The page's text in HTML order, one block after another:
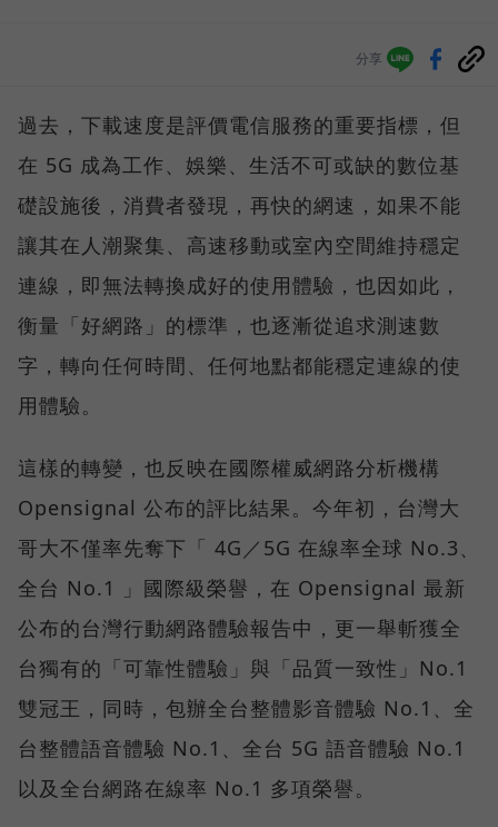
分享
過去，下載速度是評價電信服務的重要指標，但
在 5G 成為工作、娛樂、生活不可或缺的數位基
礎設施後，消費者發現，再快的網速，如果不能
讓其在人潮聚集、高速移動或室內空間維持穩定
連線，即無法轉換成好的使用體驗，也因如此，
衡量「好網路」的標準，也逐漸從追求測速數
字，轉向任何時間、任何地點都能穩定連線的使
用體驗。
這樣的轉變，也反映在國際權威網路分析機構
Opensignal 公布的評比結果。今年初，台灣大
哥大不僅率先奪下「 4G／5G 在線率全球 No.3、
全台 No.1 」國際級榮譽，在 Opensignal 最新
公布的台灣行動網路體驗報告中，更一舉斬獲全
台獨有的「可靠性體驗」與「品質一致性」No.1
雙冠王，同時，包辦全台整體影音體驗 No.1、全
台整體語音體驗 No.1、全台 5G 語音體驗 No.1
以及全台網路在線率 No.1 多項榮譽。